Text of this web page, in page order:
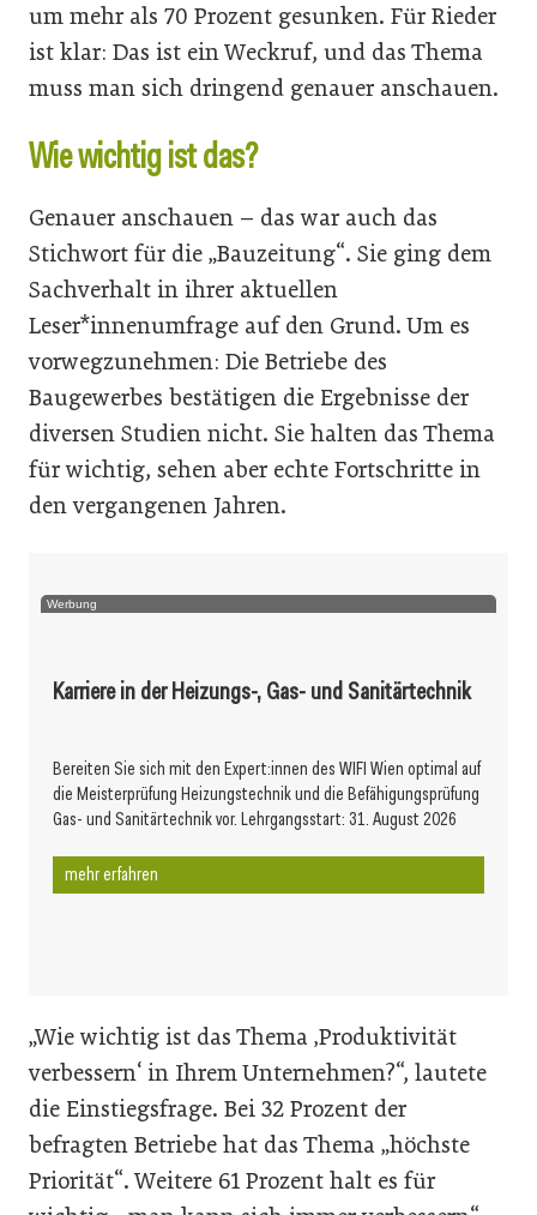
um mehr als 70 Prozent gesunken. Für Rieder
ist klar: Das ist ein Weckruf, und das Thema
muss man sich dringend genauer anschauen.
Wie wichtig ist das?
Genauer anschauen – das war auch das
Stichwort für die „Bauzeitung“. Sie ging dem
Sachverhalt in ihrer aktuellen
Leser*innenumfrage auf den Grund. Um es
vorwegzunehmen: Die Betriebe des
Baugewerbes bestätigen die Ergebnisse der
diversen Studien nicht. Sie halten das Thema
für wichtig, sehen aber echte Fortschritte in
den vergangenen Jahren.
Werbung
Karriere in der Heizungs-, Gas- und Sanitärtechnik
Bereiten Sie sich mit den Expert:innen des WIFI Wien optimal auf
die Meisterprüfung Heizungstechnik und die Befähigungsprüfung
Gas- und Sanitärtechnik vor. Lehrgangsstart: 31. August 2026
mehr erfahren
„Wie wichtig ist das Thema ‚Produktivität
verbessern‘ in Ihrem Unternehmen?“, lautete
die Einstiegsfrage. Bei 32 Prozent der
befragten Betriebe hat das Thema „höchste
Priorität“. Weitere 61 Prozent halt es für